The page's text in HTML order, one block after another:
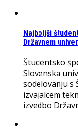
Najboljši
Državnem
Študentsko
Slovenska
sodelovanju s
izvajalcem
izvedbo